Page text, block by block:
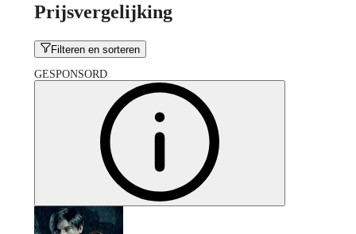
Prijsvergelijking
Filteren en sorteren
GESPONSORD